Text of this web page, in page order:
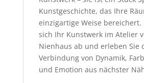
Kunstgeschichte, das Ihre
einzigartige Weise bereichert.
sich Ihr Kunstwerk im Atelier
Nienhaus ab und erleben Sie
Verbindung von Dynamik,
und Emotion aus nächster